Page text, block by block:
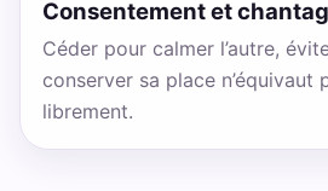
Consentement et
Céder pour calmer l’autre,
conserver sa place n’équivaut
librement.